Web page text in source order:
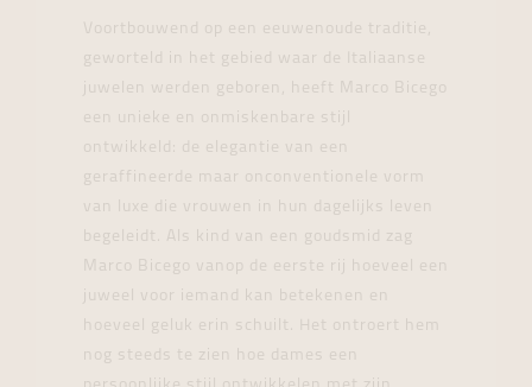
Voortbouwend op een eeuwenoude traditie,
geworteld in het gebied waar de Italiaanse
juwelen werden geboren, heeft Marco Bicego
een unieke en onmiskenbare stijl
ontwikkeld: de elegantie van een
geraffineerde maar onconventionele vorm
van luxe die vrouwen in hun dagelijks leven
begeleidt. Als kind van een goudsmid zag
Marco Bicego vanop de eerste rij hoeveel een
juweel voor iemand kan betekenen en
hoeveel geluk erin schuilt. Het ontroert hem
nog steeds te zien hoe dames een